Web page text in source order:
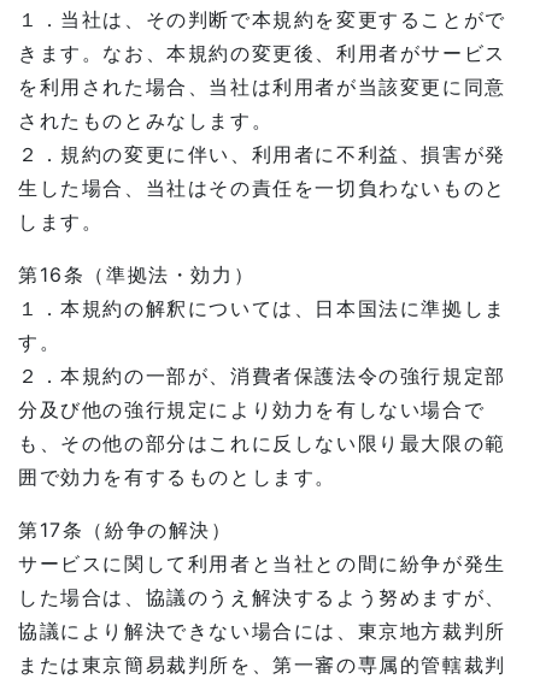
１．当社は、その判断で本規約を変更することがで
きます。なお、本規約の変更後、利用者がサービス
を利用された場合、当社は利用者が当該変更に同意
されたものとみなします。
２．規約の変更に伴い、利用者に不利益、損害が発
生した場合、当社はその責任を一切負わないものと
します。
第16条（準拠法・効力）
１．本規約の解釈については、日本国法に準拠しま
す。
２．本規約の一部が、消費者保護法令の強行規定部
分及び他の強行規定により効力を有しない場合で
も、その他の部分はこれに反しない限り最大限の範
囲で効力を有するものとします。
第17条（紛争の解決）
サービスに関して利用者と当社との間に紛争が発生
した場合は、協議のうえ解決するよう努めますが、
協議により解決できない場合には、東京地方裁判所
または東京簡易裁判所を、第一審の専属的管轄裁判